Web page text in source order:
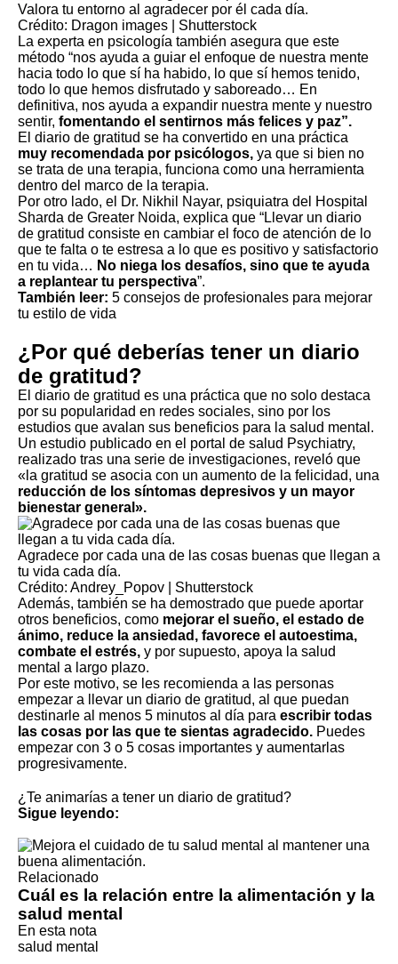
Valora tu entorno al agradecer por él cada día.
Crédito: Dragon images | Shutterstock
La experta en psicología también asegura que este
método “nos ayuda a guiar el enfoque de nuestra mente
hacia todo lo que sí ha habido, lo que sí hemos tenido,
todo lo que hemos disfrutado y saboreado… En
definitiva, nos ayuda a expandir nuestra mente y nuestro
sentir, fomentando el sentirnos más felices y paz”.
El diario de gratitud se ha convertido en una práctica
muy recomendada por psicólogos, ya que si bien no
se trata de una terapia, funciona como una herramienta
dentro del marco de la terapia.
Por otro lado, el Dr. Nikhil Nayar, psiquiatra del Hospital
Sharda de Greater Noida, explica que “Llevar un diario
de gratitud consiste en cambiar el foco de atención de lo
que te falta o te estresa a lo que es positivo y satisfactorio
en tu vida… No niega los desafíos, sino que te ayuda
a replantear tu perspectiva”.
También leer: 5 consejos de profesionales para mejorar
tu estilo de vida
¿Por qué deberías tener un diario
de gratitud?
El diario de gratitud es una práctica que no solo destaca
por su popularidad en redes sociales, sino por los
estudios que avalan sus beneficios para la salud mental.
Un estudio publicado en el portal de salud Psychiatry,
realizado tras una serie de investigaciones, reveló que
«la gratitud se asocia con un aumento de la felicidad, una
reducción de los síntomas depresivos y un mayor
bienestar general».
Agradece por cada una de las cosas buenas que llegan a
tu vida cada día.
Crédito: Andrey_Popov | Shutterstock
Además, también se ha demostrado que puede aportar
otros beneficios, como mejorar el sueño, el estado de
ánimo, reduce la ansiedad, favorece el autoestima,
combate el estrés, y por supuesto, apoya la salud
mental a largo plazo.
Por este motivo, se les recomienda a las personas
empezar a llevar un diario de gratitud, al que puedan
destinarle al menos 5 minutos al día para escribir todas
las cosas por las que te sientas agradecido. Puedes
empezar con 3 o 5 cosas importantes y aumentarlas
progresivamente.
¿Te animarías a tener un diario de gratitud?
Sigue leyendo:
Relacionado
Cuál es la relación entre la alimentación y la
salud mental
En esta nota
salud mental